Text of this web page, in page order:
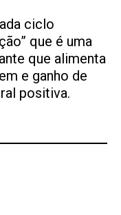
ciclo
que é uma
que alimenta
e ganho de
positiva.